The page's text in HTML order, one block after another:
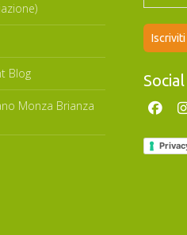
Blog
Monza Brianza
Social